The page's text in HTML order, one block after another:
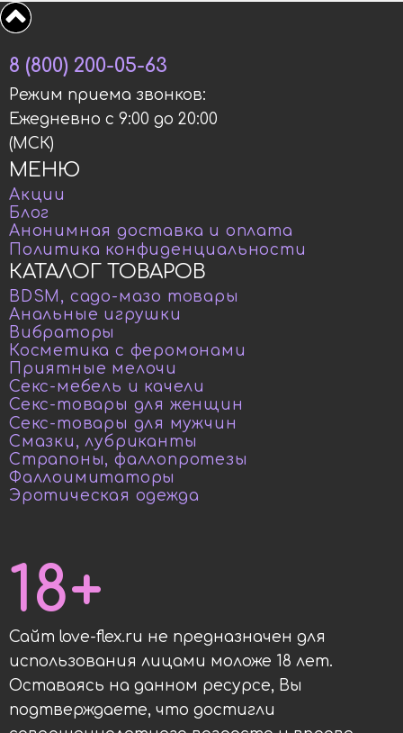
КАТАЛОГ ТОВАРОВ
BDSM, садо-мазо товары
Анальные игрушки
Вибраторы
Косметика с феромонами
Приятные мелочи
Секс-мебель и качели
Секс-товары для женщин
Секс-товары для мужчин
Смазки, лубриканты
Страпоны, фаллопротезы
Фаллоимитаторы
Эротическая одежда
МЕНЮ
Акции
Блог
Анонимная доставка и оплата
Политика конфиденциальности
8 (800) 200-05-63
Режим приема звонков:
Ежедневно с 9:00 до 20:00
(МСК)
Сайт love-flex.ru не предназначен для
использования лицами моложе 18 лет.
Оставаясь на данном ресурсе, Вы
подтверждаете, что достигли
18+